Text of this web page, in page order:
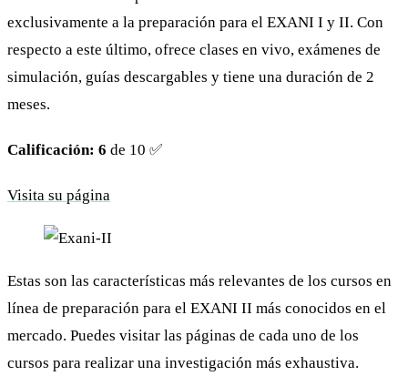
exclusivamente a la preparación para el EXANI I y II. Con
respecto a este último, ofrece clases en vivo, exámenes de
simulación, guías descargables y tiene una duración de 2
meses.
Calificación: 6 de 10 ✅
Visita su página
Estas son las características más relevantes de los cursos en
línea de preparación para el EXANI II más conocidos en el
mercado. Puedes visitar las páginas de cada uno de los
cursos para realizar una investigación más exhaustiva.